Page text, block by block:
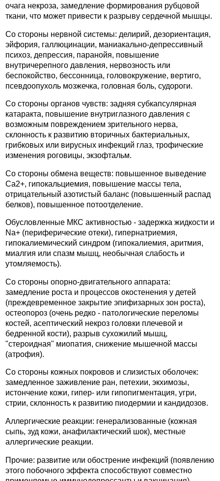
очага некроза, замедление формирования рубцовой
ткани, что может привести к разрыву сердечной мышцы.
Со стороны нервной системы: делирий, дезориентация,
эйфория, галлюцинации, маниакально-депрессивный
психоз, депрессия, паранойя, повышение
внутричерепного давления, нервозность или
беспокойство, бессонница, головокружение, вертиго,
псевдоопухоль мозжечка, головная боль, судороги.
Со стороны органов чувств: задняя субкапсулярная
катаракта, повышение внутриглазного давления с
возможным повреждением зрительного нерва,
склонность к развитию вторичных бактериальных,
грибковых или вирусных инфекций глаз, трофические
изменения роговицы, экзофтальм.
Со стороны обмена веществ: повышенное выведение
Ca2+, гипокальциемия, повышение массы тела,
отрицательный азотистый баланс (повышенный распад
белков), повышенное потоотделение.
Обусловленные МКС активностью - задержка жидкости и
Na+ (периферические отеки), гипернатриемия,
гипокалиемический синдром (гипокалиемия, аритмия,
миалгия или спазм мышц, необычная слабость и
утомляемость).
Со стороны опорно-двигательного аппарата:
замедление роста и процессов окостенения у детей
(преждевременное закрытие эпифизарных зон роста),
остеопороз (очень редко - патологические переломы
костей, асептический некроз головки плечевой и
бедренной кости), разрыв сухожилий мышц,
"стероидная" миопатия, снижение мышечной массы
(атрофия).
Со стороны кожных покровов и слизистых оболочек:
замедленное заживление ран, петехии, экхимозы,
истончение кожи, гипер- или гипопигментация, угри,
стрии, склонность к развитию пиодермии и кандидозов.
Аллергические реакции: генерализованные (кожная
сыпь, зуд кожи, анафилактический шок), местные
аллергические реакции.
Прочие: развитие или обострение инфекций (появлению
этого побочного эффекта способствуют совместно